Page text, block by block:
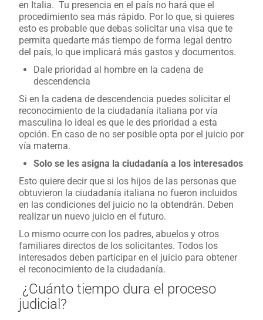
en Italia. Tu presencia en el país no hará que el
procedimiento sea más rápido. Por lo que, si quieres
esto es probable que debas solicitar una visa que te
permita quedarte más tiempo de forma legal dentro
del país, lo que implicará más gastos y documentos.
Dale prioridad al hombre en la cadena de
descendencia
Si en la cadena de descendencia puedes solicitar el
reconocimiento de la ciudadanía italiana por vía
masculina lo ideal es que le des prioridad a esta
opción. En caso de no ser posible opta por el juicio por
vía materna.
Solo se les asigna la ciudadanía a los interesados
Esto quiere decir que si los hijos de las personas que
obtuvieron la ciudadanía italiana no fueron incluidos
en las condiciones del juicio no la obtendrán. Deben
realizar un nuevo juicio en el futuro.
Lo mismo ocurre con los padres, abuelos y otros
familiares directos de los solicitantes. Todos los
interesados deben participar en el juicio para obtener
el reconocimiento de la ciudadanía.
¿Cuánto tiempo dura el proceso
judicial?